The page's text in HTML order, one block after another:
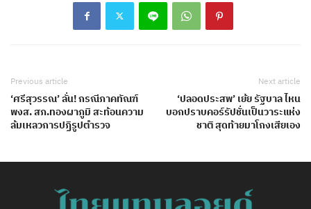
Previous article
‘ศรีสุวรรณ’ ลั่น! กรณีภาคทัณฑ์
พงส. สภ.ทองผาภูมิ สะท้อนความ
ล้มเหลวการปฏิรูปตำรวจ
Next article
‘ปลอดประสพ’ เย้ย รัฐบาล ไหน
บอกปราบคอร์รัปชั่นเป็นวาระแห่ง
ชาติ สุดท้ายมาโกงเสียเอง